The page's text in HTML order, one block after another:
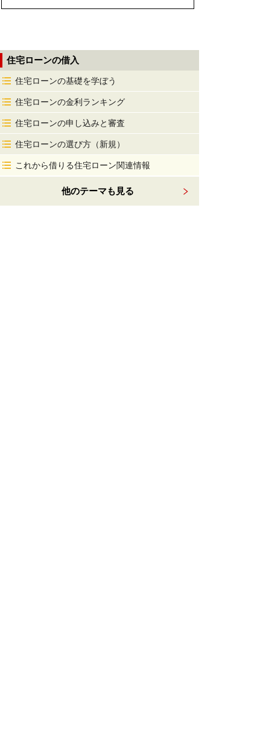
住宅ローンの借入
住宅ローンの基礎を学ぼう
住宅ローンの金利ランキング
住宅ローンの申し込みと審査
住宅ローンの選び方（新規）
これから借りる住宅ローン関連情報
他のテーマも見る